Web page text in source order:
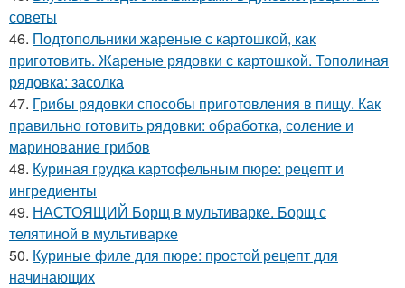
советы
46. Подтопольники жареные с картошкой, как
приготовить. Жареные рядовки с картошкой. Тополиная
рядовка: засолка
47. Грибы рядовки способы приготовления в пищу. Как
правильно готовить рядовки: обработка, соление и
маринование грибов
48. Куриная грудка картофельным пюре: рецепт и
ингредиенты
49. НАСТОЯЩИЙ Борщ в мультиварке. Борщ с
телятиной в мультиварке
50. Куриные филе для пюре: простой рецепт для
начинающих